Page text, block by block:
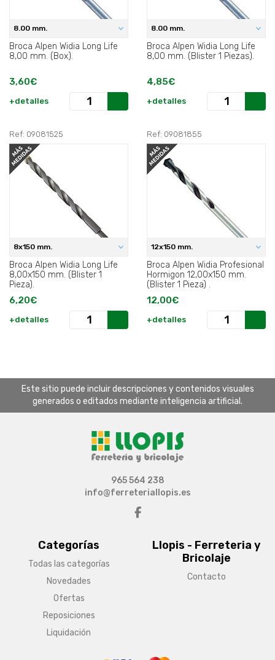
8.00 mm.
Broca Alpen Widia Long Life
8,00 mm. (Box).
3,60€
+detalles
8.00 mm.
Broca Alpen Widia Long Life
8,00 mm. (Blister 1 Piezas).
4,85€
+detalles
Ref: 09081525
8x150 mm.
Broca Alpen Widia Long Life
8,00x150 mm. (Blister 1
Pieza).
6,20€
+detalles
Ref: 09081855
12x150 mm.
Broca Alpen Widia Profesional
Hormigon 12,00x150 mm.
(Blister 1 Pieza) .
12,00€
+detalles
Este sitio puede incluir descripciones y contenidos visuales
generados o editados mediante inteligencia artificial.
Categorías
Todas las categorías
Novedades
Ofertas
Reposiciones
Liquidación
Llopis - Ferreteria y
Bricolaje
Contacto
965 564 238
info@ferreteriallopis.es